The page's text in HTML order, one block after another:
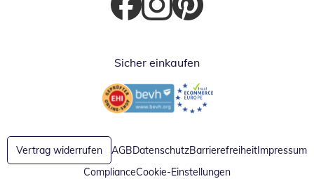
Öffnet in neuem Fenster
Öffnet in neuem Fenster
Öffnet in neuem Fenster
Sicher einkaufen
Öffnet in neuem FensterÖffnet in neuem Fenster
Vertrag widerrufen AGBDatenschutzBarrierefreiheitImpressum
ComplianceCookie-Einstellungen